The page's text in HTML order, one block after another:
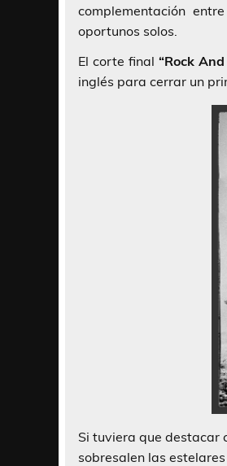
complementación
oportunos solos.
El corte final “Rock And
inglés para cerrar un
Si tuviera que destacar
sobresalen las estelares